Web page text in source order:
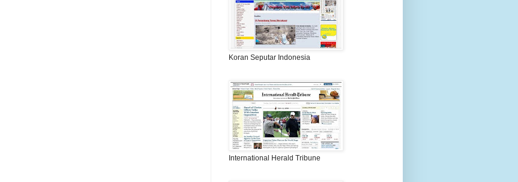
Koran Seputar Indonesia
International Herald Tribune